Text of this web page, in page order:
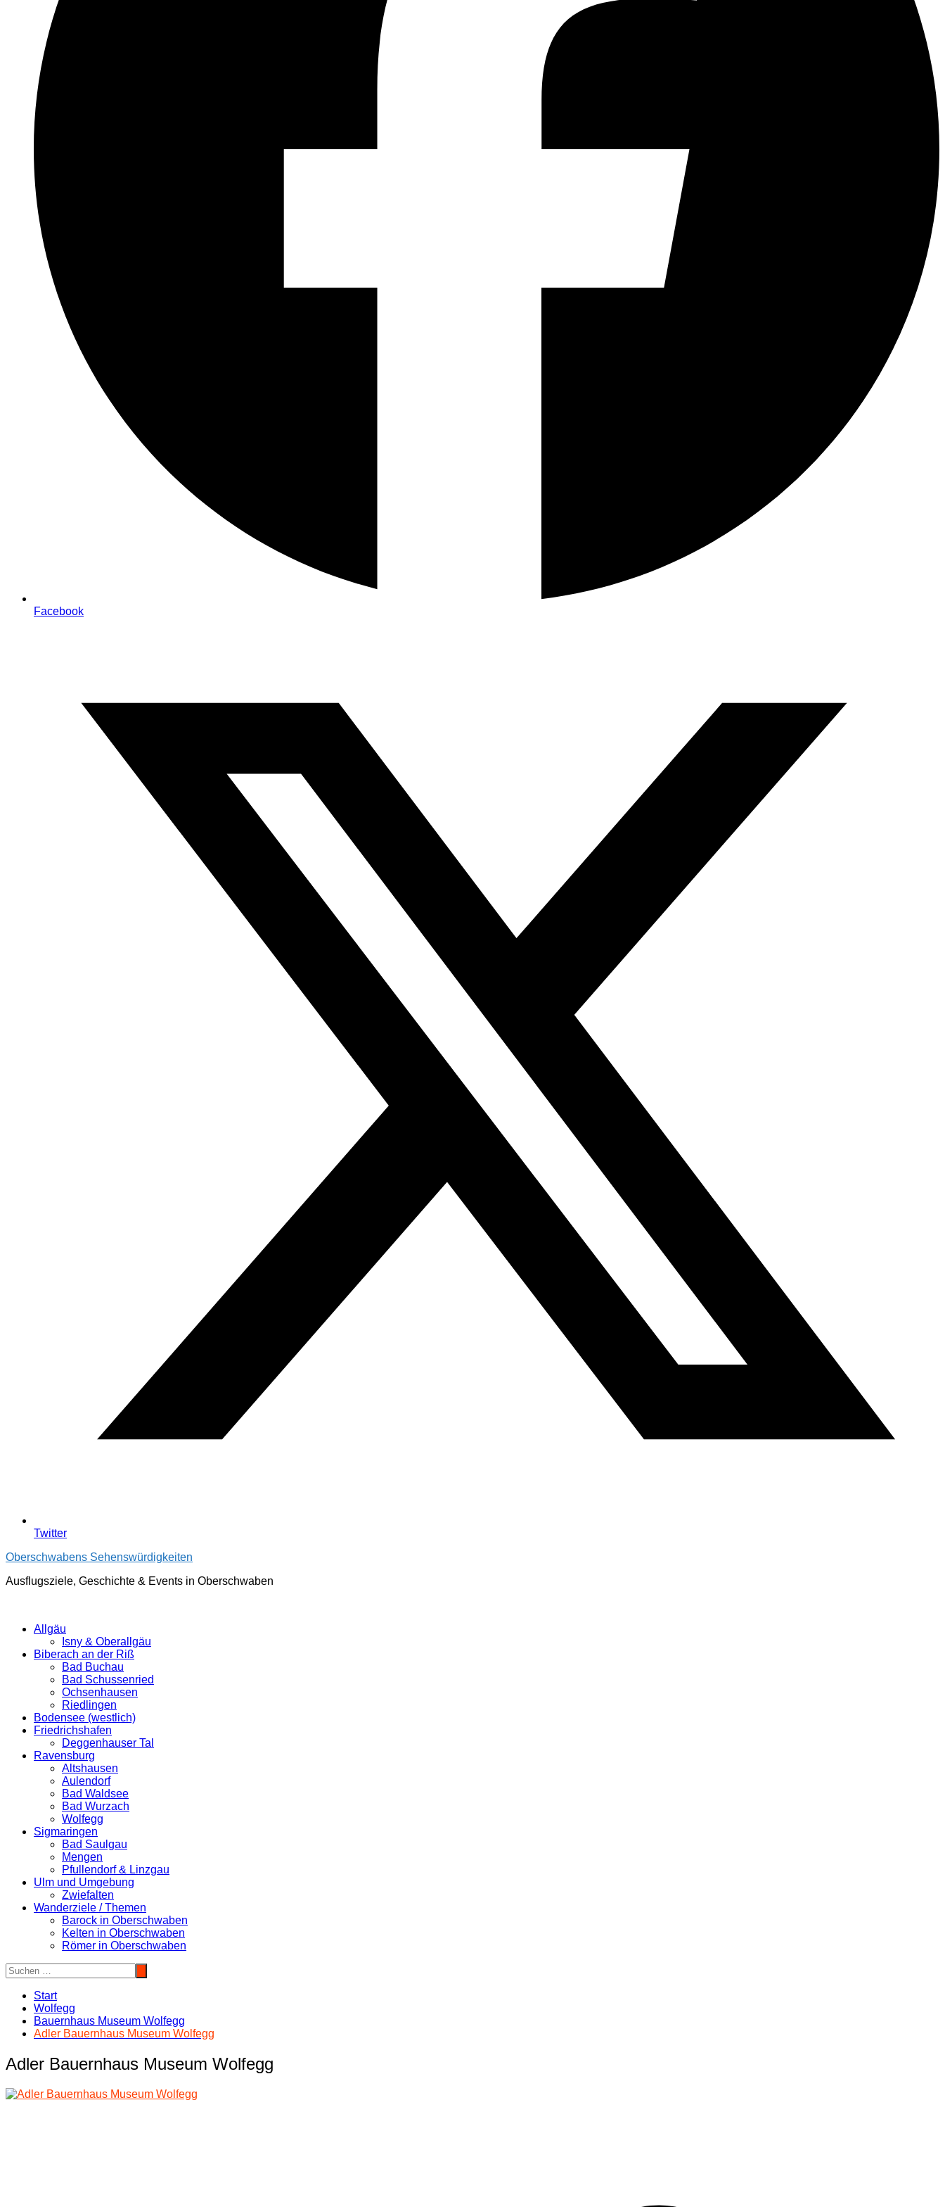
Facebook
Twitter
Oberschwabens Sehenswürdigkeiten
Ausflugsziele, Geschichte & Events in Oberschwaben
Allgäu
Isny & Oberallgäu
Biberach an der Riß
Bad Buchau
Bad Schussenried
Ochsenhausen
Riedlingen
Bodensee (westlich)
Friedrichshafen
Deggenhauser Tal
Ravensburg
Altshausen
Aulendorf
Bad Waldsee
Bad Wurzach
Wolfegg
Sigmaringen
Bad Saulgau
Mengen
Pfullendorf & Linzgau
Ulm und Umgebung
Zwiefalten
Wanderziele / Themen
Barock in Oberschwaben
Kelten in Oberschwaben
Römer in Oberschwaben
Start
Wolfegg
Bauernhaus Museum Wolfegg
Adler Bauernhaus Museum Wolfegg
Adler Bauernhaus Museum Wolfegg